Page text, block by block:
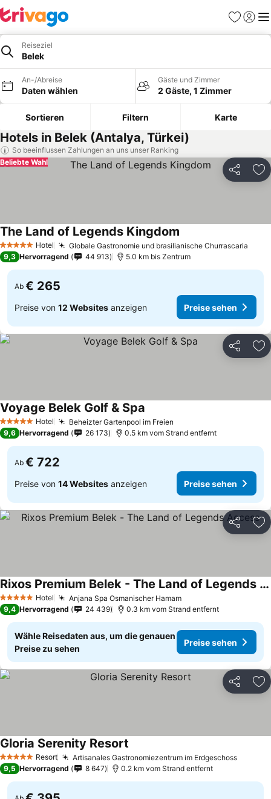
Favoriten
Reiseziel
Belek
An-/Abreise
Daten wählen
Gäste und Zimmer
2 Gäste, 1 Zimmer
Sortieren Filtern Karte
Hotels in Belek (Antalya, Türkei)
So beeinflussen Zahlungen an uns unser Ranking
Teilen
Beliebte Wahl
5 Sterne Hotel Globale Gastronomie und brasilianische Churrascaria
The Land of Legends Kingdom
9,3 Hervorragend 44 913 5.0 km bis Zentrum
Ab € 265
Preise von 12 Websites anzeigen Preise sehen
Teilen
5 Sterne Hotel Beheizter Gartenpool im Freien
Voyage Belek Golf & Spa
9,6 Hervorragend 26 173 0.5 km vom Strand entfernt
Ab € 722
Preise von 14 Websites anzeigen Preise sehen
Teilen
5 Sterne Hotel Anjana Spa Osmanischer Hamam
Rixos Premium Belek - The Land of Legends Access
9,4 Hervorragend 24 439 0.3 km vom Strand entfernt
Wähle Reisedaten aus, um die genauen
Preise zu sehen
Preise sehen
Teilen
5 Sterne Resort Artisanales Gastronomiezentrum im Erdgeschoss
Gloria Serenity Resort
9,5 Hervorragend 8 647 0.2 km vom Strand entfernt